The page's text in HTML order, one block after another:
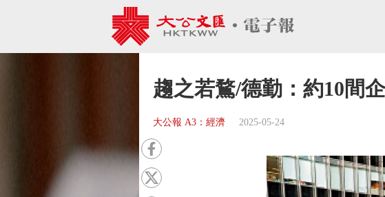
趨之若鶩/德勤：約10間
大公報 A3：經濟 2025-05-24